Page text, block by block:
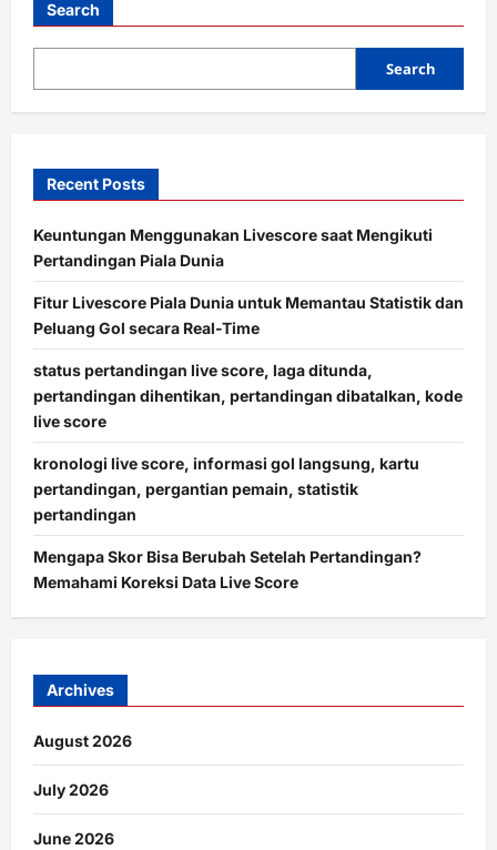
Steak
Cetak
Gol
Search
Search
Recent Posts
Keuntungan Menggunakan Livescore saat Mengikuti
Pertandingan Piala Dunia
Fitur Livescore Piala Dunia untuk Memantau Statistik dan
Peluang Gol secara Real-Time
status pertandingan live score, laga ditunda,
pertandingan dihentikan, pertandingan dibatalkan, kode
live score
kronologi live score, informasi gol langsung, kartu
pertandingan, pergantian pemain, statistik
pertandingan
Mengapa Skor Bisa Berubah Setelah Pertandingan?
Memahami Koreksi Data Live Score
Archives
August 2026
July 2026
June 2026